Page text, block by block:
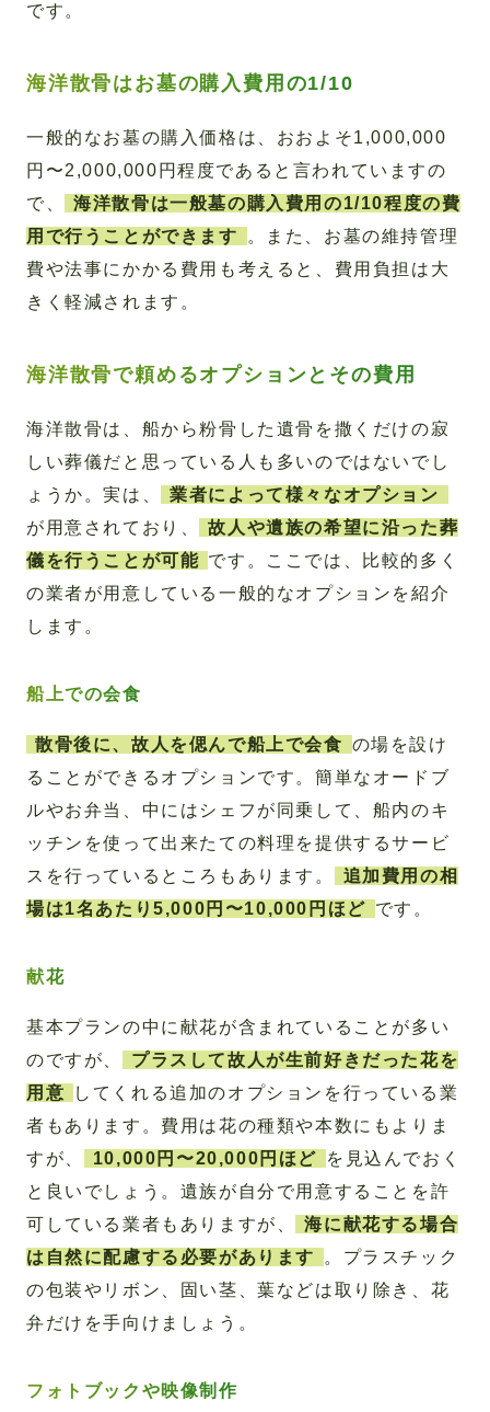
です。
海洋散骨はお墓の購入費用の1/10
一般的なお墓の購入価格は、おおよそ1,000,000
円〜2,000,000円程度であると言われていますの
で、
海洋散骨は一般墓の購入費用の1/10程度の費
用で行うことができます
。また、お墓の維持管理
費や法事にかかる費用も考えると、費用負担は大
きく軽減されます。
海洋散骨で頼めるオプションとその費用
海洋散骨は、船から粉骨した遺骨を撒くだけの寂
しい葬儀だと思っている人も多いのではないでし
ょうか。実は、
業者によって様々なオプション
が用意されており、
故人や遺族の希望に沿った葬
儀を行うことが可能 です。ここでは、比較的多く
の業者が用意している一般的なオプションを紹介
します。
船上での会食
散骨後に、故人を偲んで船上で会食 の場を設け
ることができるオプションです。簡単なオードブ
ルやお弁当、中にはシェフが同乗して、船内のキ
ッチンを使って出来たての料理を提供するサービ
スを行っているところもあります。
追加費用の相
場は1名あたり5,000円〜10,000円ほど です。
献花
基本プランの中に献花が含まれていることが多い
のですが、
プラスして故人が生前好きだった花を
用意
してくれる追加のオプションを行っている業
者もあります。費用は花の種類や本数にもよりま
すが、
10,000円〜20,000円ほど
を見込んでおく
と良いでしょう。遺族が自分で用意することを許
可している業者もありますが、
海に献花する場合
は自然に配慮する必要があります
。プラスチック
の包装やリボン、固い茎、葉などは取り除き、花
弁だけを手向けましょう。
フォトブックや映像制作